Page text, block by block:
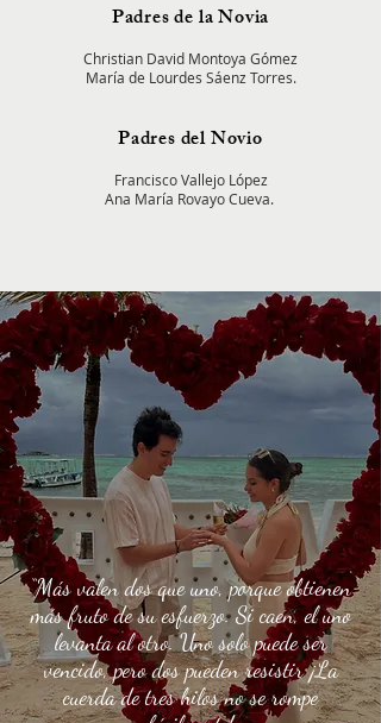
Padres de la Novia
Christian David Montoya Gómez
María de Lourdes Sáenz Torres.
Padres del Novio
Francisco Vallejo López
Ana María Rovayo Cueva.
“Más valen dos que uno, porque obtienen
más fruto de su esfuerzo. Si caen, el uno
levanta al otro. Uno solo puede ser
vencido, pero dos pueden resistir ¡La
cuerda de tres hilos no se rompe